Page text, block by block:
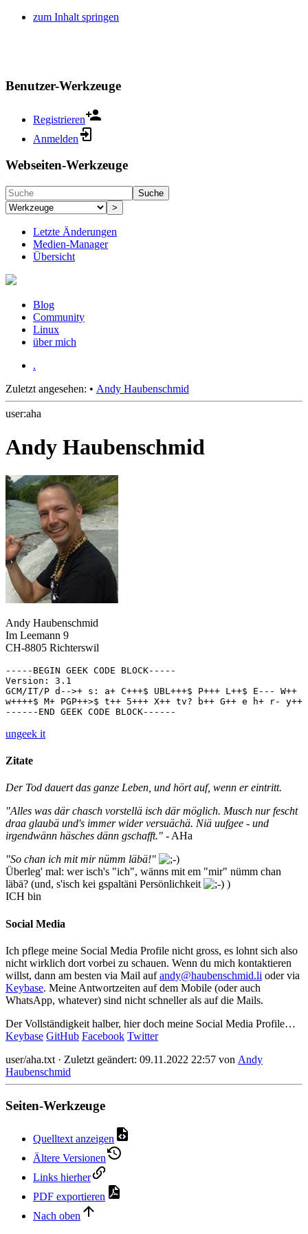
zum Inhalt springen
Benutzer-Werkzeuge
Registrieren
Anmelden
Webseiten-Werkzeuge
Suche
>
Letzte Änderungen
Medien-Manager
Übersicht
Blog
Community
Linux
über mich
.
Zuletzt angesehen: • Andy Haubenschmid
user:aha
Andy Haubenschmid
Andy Haubenschmid
Im Leemann 9
CH-8805 Richterswil
-----BEGIN GEEK CODE BLOCK-----
Version: 3.1
GCM/IT/P d-->+ s: a+ C+++$ UBL+++$ P+++ L++$ E--- W++
w++++$ M+ PGP++>$ t++ 5+++ X++ tv? b++ G++ e h+ r- y++
------END GEEK CODE BLOCK------
ungeek it
Zitate
Der Tod dauert das ganze Leben, und hört auf, wenn er eintritt.
"Alles was där chasch vorstellä isch där möglich. Musch nur fescht
draa glaubä und's immer wider versuächä. Niä uufgee - und
irgendwänn häsches dänn gschafft." - AHa
"So chan ich mit mir nümm läbä!"
Überleg' mal: wer isch's "ich", wänns mit em "mir" nümm chan
läbä? (und, s'isch kei gspaltäni Persönlichkeit
)
ICH bin
Social Media
Ich pflege meine Social Media Profile nicht gross, es lohnt sich also
nicht wirklich dort vorbei zu schauen. Wenn du mich kontaktieren
willst, dann am besten via Mail aufandy@haubenschmid.li oder via
Keybase. Meine Antwortzeiten auf dem Mobile (oder auch
WhatsApp, whatever) sind nicht schneller als auf die Mails.
Der Vollständigkeit halber, hier doch meine Social Media Profile…
Keybase GitHub Facebook Twitter
user/aha.txt · Zuletzt geändert: 09.11.2022 22:57 von Andy
Haubenschmid
Seiten-Werkzeuge
Quelltext anzeigen
Ältere Versionen
Links hierher
PDF exportieren
Nach oben